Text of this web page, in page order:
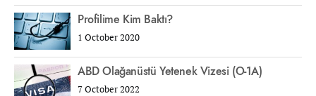
Profilime Kim Baktı?
1 October 2020
ABD Olağanüstü Yetenek Vizesi (O-1A)
7 October 2022